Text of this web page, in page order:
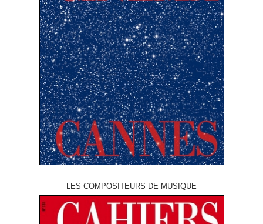
LES COMPOSITEURS DE MUSIQUE